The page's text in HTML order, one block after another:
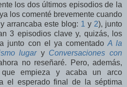
los dos últimos episodios de la
los comenté brevemente cuando
arrancaba este blog: 1 y 2), junto
3 episodios clave y, quizás, los
junto con el ya comentado A la
lugary Conversaciones con
no reseñaré. Pero, además,
empieza y acaba un arco
el esperado final de la séptima